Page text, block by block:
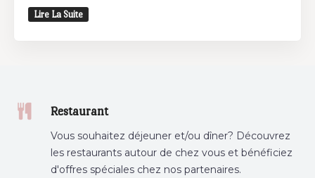
Lire La Suite
Restaurant
Vous souhaitez déjeuner et/ou dîner? Découvrez
les restaurants autour de chez vous et bénéficiez
d'offres spéciales chez nos partenaires.